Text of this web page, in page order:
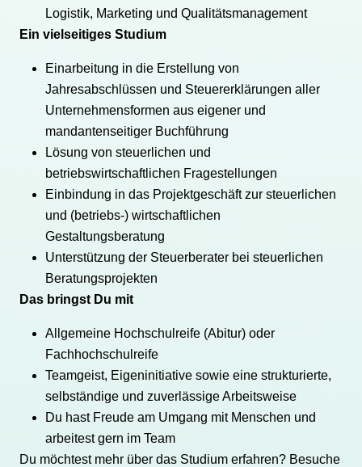
Logistik, Marketing und Qualitätsmanagement
Ein vielseitiges Studium
Einarbeitung in die Erstellung von
Jahresabschlüssen und Steuererklärungen aller
Unternehmensformen aus eigener und
mandantenseitiger Buchführung
Lösung von steuerlichen und
betriebswirtschaftlichen Fragestellungen
Einbindung in das Projektgeschäft zur steuerlichen
und (betriebs-) wirtschaftlichen
Gestaltungsberatung
Unterstützung der Steuerberater bei steuerlichen
Beratungsprojekten
Das bringst Du mit
Allgemeine Hochschulreife (Abitur) oder
Fachhochschulreife
Teamgeist, Eigeninitiative sowie eine strukturierte,
selbständige und zuverlässige Arbeitsweise
Du hast Freude am Umgang mit Menschen und
arbeitest gern im Team
Du möchtest mehr über das Studium erfahren? Besuche